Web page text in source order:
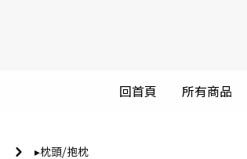
回首頁 所有商品
▸枕頭⧸抱枕